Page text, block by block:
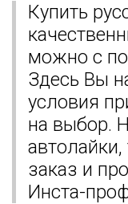
Купить
можно с
Здесь Вы
условия
на выбор.
заказ и
Инста-